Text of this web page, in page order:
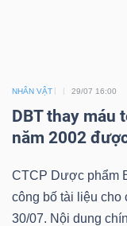
NHÂN VẬT 29/07 16:00
DBT thay máu
năm 2002
CTCP Dược phẩm
công bố tài liệu
30/07. Nội dung